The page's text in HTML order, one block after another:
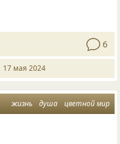
6
17 мая 2024
жизнь душа цветной мир